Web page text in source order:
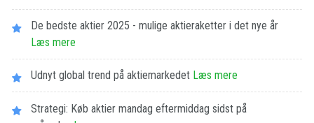
De bedste aktier 2025 - mulige aktieraketter i det nye år
Læs mere
Udnyt global trend på aktiemarkedet Læs mere
Strategi: Køb aktier mandag eftermiddag sidst på